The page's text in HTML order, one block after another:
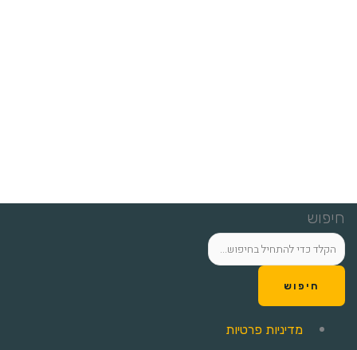
חיפוש
חיפוש
מדיניות פרטיות